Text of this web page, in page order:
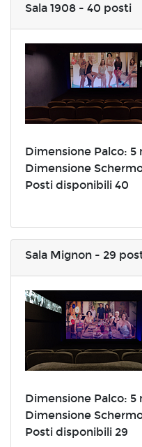
Sala 1908 - 40 posti
Dimensione Palco: 5
Dimensione
Posti disponibili 40
Sala Mignon - 29
Dimensione Palco: 5
Dimensione
Posti disponibili 29